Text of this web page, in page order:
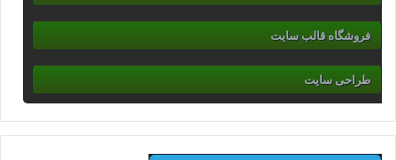
فروشگاه قالب سایت
طراحی سایت